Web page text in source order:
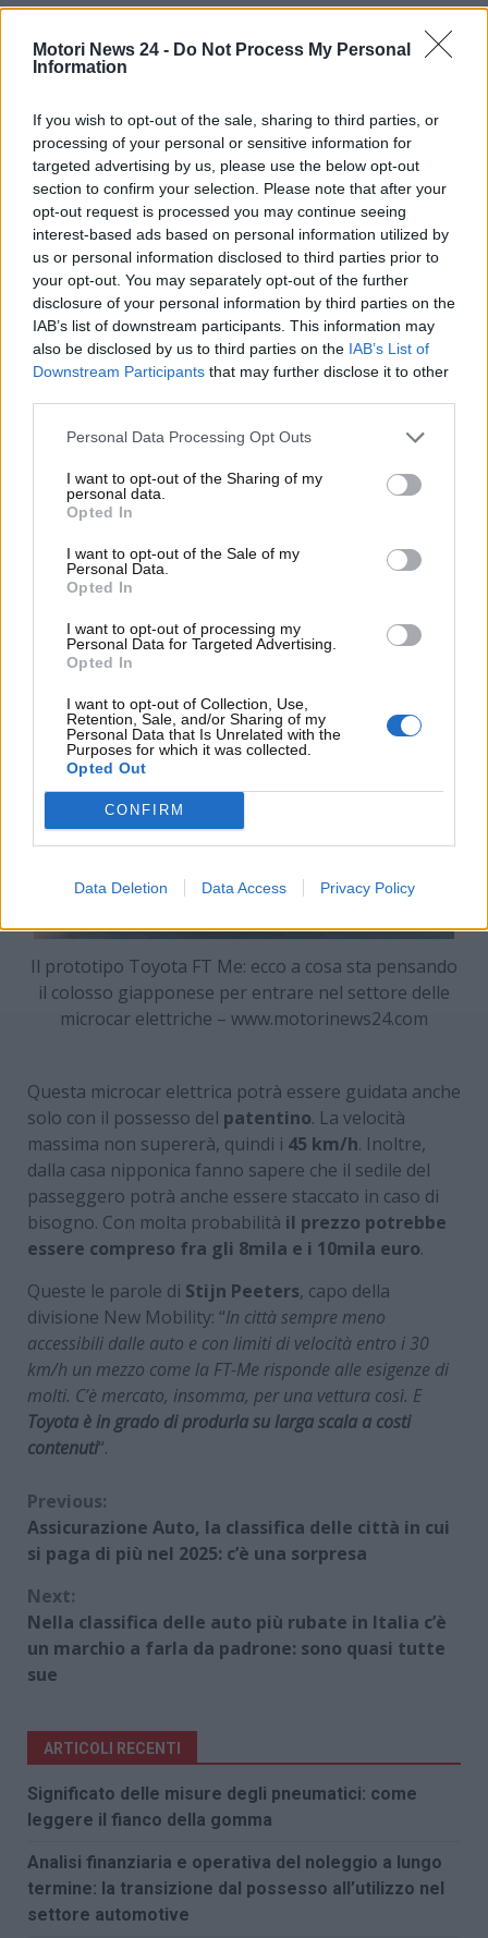
Motori News 24 - Do Not Process My Personal
Information
If you wish to opt-out of the sale, sharing to third parties, or
processing of your personal or sensitive information for
targeted advertising by us, please use the below opt-out
section to confirm your selection. Please note that after your
opt-out request is processed you may continue seeing
interest-based ads based on personal information utilized by
us or personal information disclosed to third parties prior to
your opt-out. You may separately opt-out of the further
disclosure of your personal information by third parties on the
IAB’s list of downstream participants. This information may
also be disclosed by us to third parties on the IAB’s List of
Downstream Participants that may further disclose it to other
Personal Data Processing Opt Outs
I want to opt-out of the Sharing of my
personal data.
Opted In
I want to opt-out of the Sale of my
Personal Data.
Opted In
I want to opt-out of processing my
Personal Data for Targeted Advertising.
Opted In
I want to opt-out of Collection, Use,
Retention, Sale, and/or Sharing of my
Personal Data that Is Unrelated with the
Purposes for which it was collected.
Opted Out
CONFIRM
Data Deletion Data Access Privacy Policy
concreto. La Toyota punterà moltissimo sulle
concept si evince che la microcar elettrica sarà lunga
circa 2,5 metri, in modo tale da permettere
spostamenti agili in città e maggiore facilità nei
parcheggi. Ecco tutti gli altri dettagli sul prototipo del
quadriciclo elettrico targato Toyota.
Toyota FT-Me: tutto quello
che c’è da sapere sul nuovo
prototipo di microcar
elettrica
La microcar FT-Me punterà su una
almeno 100 km, in modo tale da evitare continue
ricariche per potersi spostare all’interno dei vari
centri urbani. Inoltre, con molta probabilità sarà
fornita di un tettuccio con i pannelli solari. Questo
dettaglio potrebbe aumentare di una ventina
chilometri il ciclo di carica in caso di giornate di sole.
Il prototipo Toyota FT Me: ecco a cosa sta pensando
il colosso giapponese per entrare nel settore delle
microcar elettriche – www.motorinews24.com
Questa microcar elettrica potrà essere guidata anche
solo con il possesso del patentino. La velocità
massima non supererà, quindi i 45 km/h. Inoltre,
dalla casa nipponica fanno sapere che il sedile del
passeggero potrà anche essere staccato in caso di
bisogno. Con molta probabilità il prezzo potrebbe
essere compreso fra gli 8mila e i 10mila euro.
Queste le parole di Stijn Peeters, capo della
divisione New Mobility: “In città sempre meno
accessibili dalle auto e con limiti di velocità entro i 30
km/h un mezzo come la FT-Me risponde alle esigenze di
molti. C’è mercato, insomma, per una vettura così. E
Toyota è in grado di produrla su larga scala a costi
contenuti“.
Continue
Reading
Previous:
Assicurazione Auto, la classifica delle città in cui
si paga di più nel 2025: c’è una sorpresa
Next:
Nella classifica delle auto più rubate in Italia c’è
un marchio a farla da padrone: sono quasi tutte
sue
ARTICOLI RECENTI
Significato delle misure degli pneumatici: come
leggere il fianco della gomma
Analisi finanziaria e operativa del noleggio a lungo
termine: la transizione dal possesso all’utilizzo nel
settore automotive